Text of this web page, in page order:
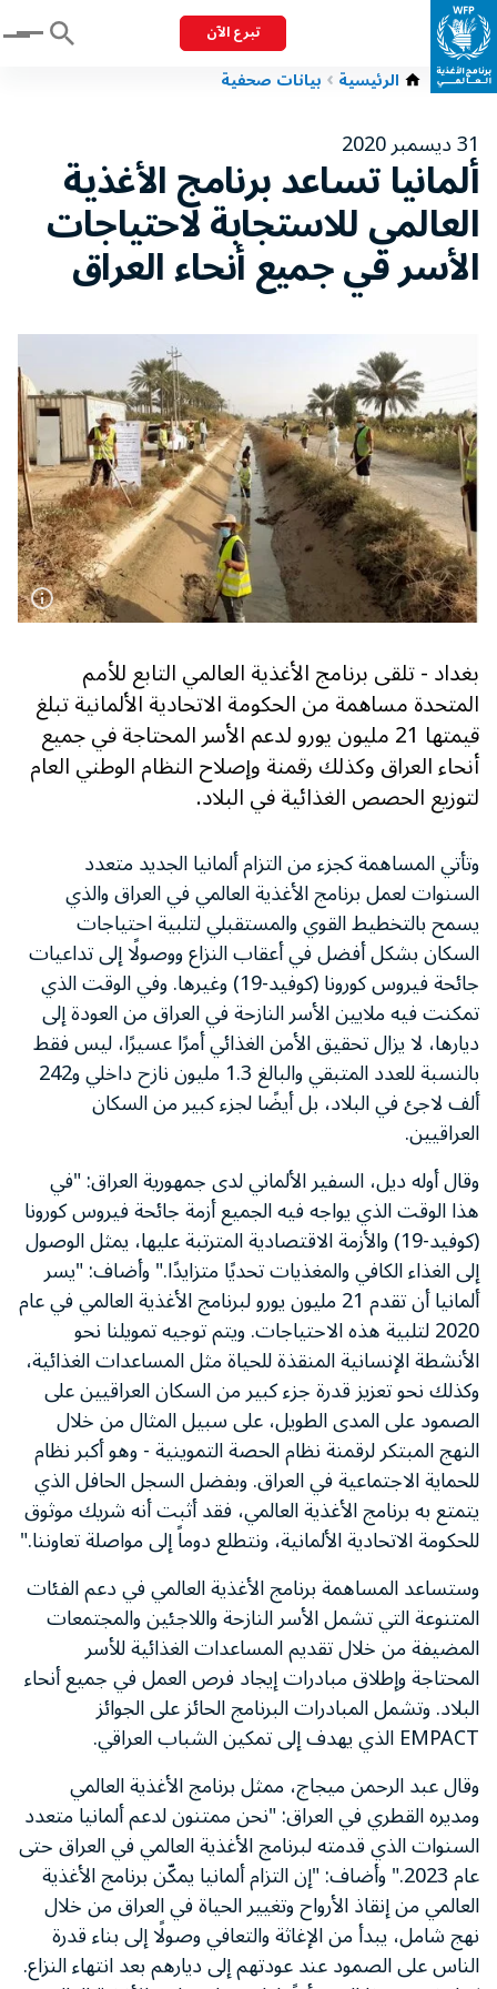
تبرع الآن Menu
الرئيسية بيانات صحفية
31 ديسمبر 2020
ألمانيا تساعد برنامج الأغذية
العالمي للاستجابة لاحتياجات
الأسر في جميع أنحاء العراق
بغداد - تلقى برنامج الأغذية العالمي التابع للأمم
المتحدة مساهمة من الحكومة الاتحادية الألمانية تبلغ
قيمتها 21 مليون يورو لدعم الأسر المحتاجة في جميع
أنحاء العراق وكذلك رقمنة وإصلاح النظام الوطني العام
لتوزيع الحصص الغذائية في البلاد.
وتأتي المساهمة كجزء من التزام ألمانيا الجديد متعدد
السنوات لعمل برنامج الأغذية العالمي في العراق والذي
يسمح بالتخطيط القوي والمستقبلي لتلبية احتياجات
السكان بشكل أفضل في أعقاب النزاع ووصولًا إلى تداعيات
جائحة فيروس كورونا (كوفيد-19) وغيرها. وفي الوقت الذي
تمكنت فيه ملايين الأسر النازحة في العراق من العودة إلى
ديارها، لا يزال تحقيق الأمن الغذائي أمرًا عسيرًا، ليس فقط
بالنسبة للعدد المتبقي والبالغ 1.3 مليون نازح داخلي و242
ألف لاجئ في البلاد، بل أيضًا لجزء كبير من السكان
العراقيين.
وقال أوله ديل، السفير الألماني لدى جمهورية العراق: "في
هذا الوقت الذي يواجه فيه الجميع أزمة جائحة فيروس كورونا
(كوفيد-19) والأزمة الاقتصادية المترتبة عليها، يمثل الوصول
إلى الغذاء الكافي والمغذيات تحديًا متزايدًا." وأضاف: "يسر
ألمانيا أن تقدم 21 مليون يورو لبرنامج الأغذية العالمي في عام
2020 لتلبية هذه الاحتياجات. ويتم توجيه تمويلنا نحو
الأنشطة الإنسانية المنقذة للحياة مثل المساعدات الغذائية،
وكذلك نحو تعزيز قدرة جزء كبير من السكان العراقيين على
الصمود على المدى الطويل، على سبيل المثال من خلال
النهج المبتكر لرقمنة نظام الحصة التموينية - وهو أكبر نظام
للحماية الاجتماعية في العراق. وبفضل السجل الحافل الذي
يتمتع به برنامج الأغذية العالمي، فقد أثبت أنه شريك موثوق
للحكومة الاتحادية الألمانية، ونتطلع دوماً إلى مواصلة تعاوننا."
وستساعد المساهمة برنامج الأغذية العالمي في دعم الفئات
المتنوعة التي تشمل الأسر النازحة واللاجئين والمجتمعات
المضيفة من خلال تقديم المساعدات الغذائية للأسر
المحتاجة وإطلاق مبادرات إيجاد فرص العمل في جميع أنحاء
البلاد. وتشمل المبادرات البرنامج الحائز على الجوائز
EMPACT الذي يهدف إلى تمكين الشباب العراقي.
وقال عبد الرحمن ميجاج، ممثل برنامج الأغذية العالمي
ومديره القطري في العراق: "نحن ممتنون لدعم ألمانيا متعدد
السنوات الذي قدمته لبرنامج الأغذية العالمي في العراق حتى
عام 2023." وأضاف: "إن التزام ألمانيا يمكّن برنامج الأغذية
العالمي من إنقاذ الأرواح وتغيير الحياة في العراق من خلال
نهج شامل، يبدأ من الإغاثة والتعافي وصولًا إلى بناء قدرة
الناس على الصمود عند عودتهم إلى ديارهم بعد انتهاء النزاع.